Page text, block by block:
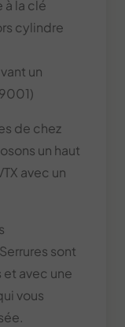
la clé
cylindre
un
de chez
un haut
avec un
sont
avec une
vous